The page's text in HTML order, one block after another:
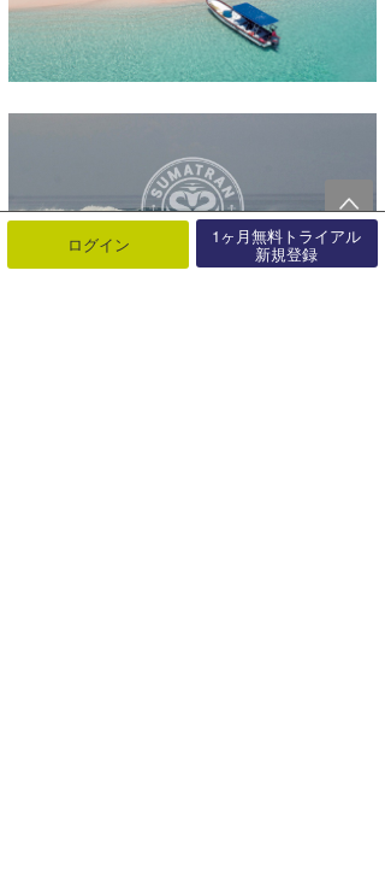
ログイン 1ヶ月無料トライアル
新規登録